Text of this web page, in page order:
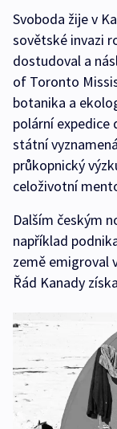
Svoboda žije v
sovětské invazi
dostudoval a
of Toronto
botanika a
polární expedice
státní
průkopnický
celoživotní
Dalším českým
například
země emigroval
Řád Kanady